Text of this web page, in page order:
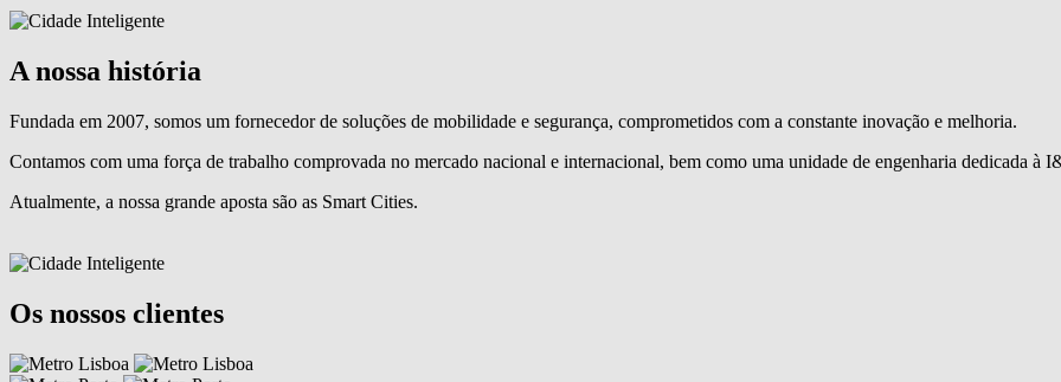
A nossa história
Fundada em 2007, somos um fornecedor de soluções de mobilidade e segurança, comprometidos com a constante inovação e melhoria.
Contamos com uma força de trabalho comprovada no mercado nacional e internacional, bem como uma unidade de engenharia dedicada à
Atualmente, a nossa grande aposta são as Smart Cities.
Os nossos clientes